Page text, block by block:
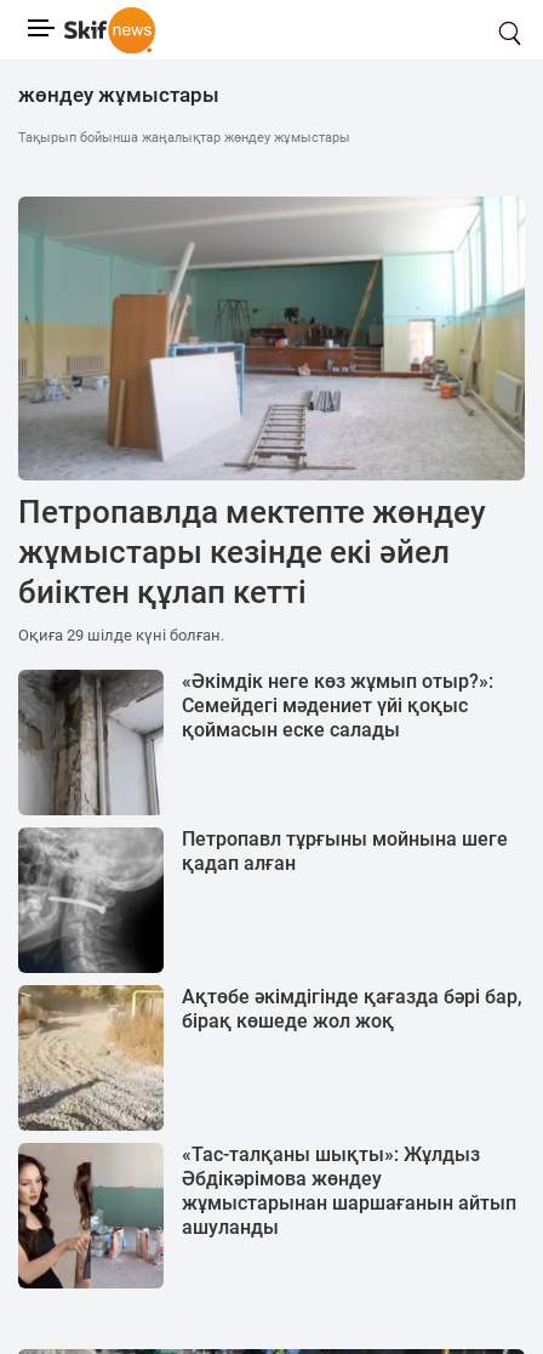
жөндеу жұмыстары
Тақырып бойынша жаңалықтар жөндеу жұмыстары
Петропавлда мектепте жөндеу
жұмыстары кезінде екі әйел
биіктен құлап кетті
Оқиға 29 шілде күні болған.
«Әкімдік неге көз жұмып отыр?»:
Семейдегі мәдениет үйі қоқыс
қоймасын еске салады
Петропавл тұрғыны мойнына шеге
қадап алған
Ақтөбе әкімдігінде қағазда бәрі бар,
бірақ көшеде жол жоқ
«Тас-талқаны шықты»: Жұлдыз
Әбдікәрімова жөндеу
жұмыстарынан шаршағанын айтып
ашуланды